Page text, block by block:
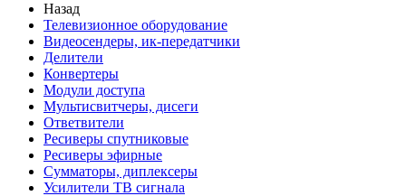
Назад
Телевизионное оборудование
Видеосендеры, ик-передатчики
Делители
Конвертеры
Модули доступа
Мультисвитчеры, дисеги
Ответвители
Ресиверы спутниковые
Ресиверы эфирные
Сумматоры, диплексеры
Усилители ТВ сигнала